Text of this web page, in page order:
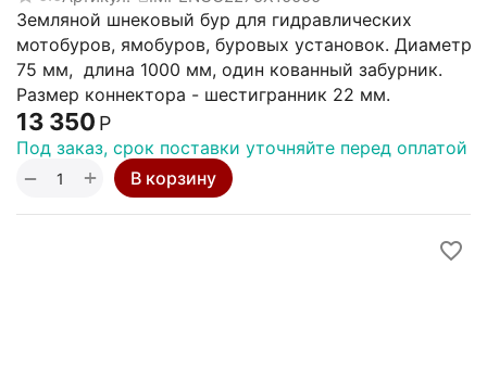
Земляной шнековый бур для гидравлических
мотобуров, ямобуров, буровых установок. Диаметр
75 мм, длина 1000 мм, один кованный забурник.
Размер коннектора - шестигранник 22 мм.
13 350 Р
Под заказ, срок поставки уточняйте перед оплатой
+
− В корзину